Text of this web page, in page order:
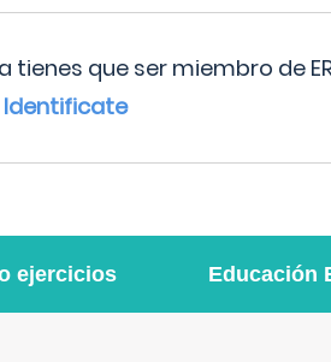
que ser miembro de
Identificate
ejercicios Educación